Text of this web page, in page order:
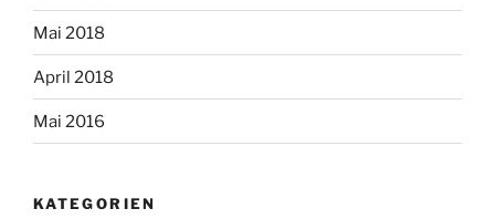
Mai 2018
April 2018
Mai 2016
KATEGORIEN